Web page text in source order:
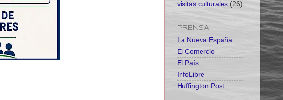
visitas culturales (26)
PRENSA
La Nueva España
El Comercio
El País
InfoLibre
Huffington Post